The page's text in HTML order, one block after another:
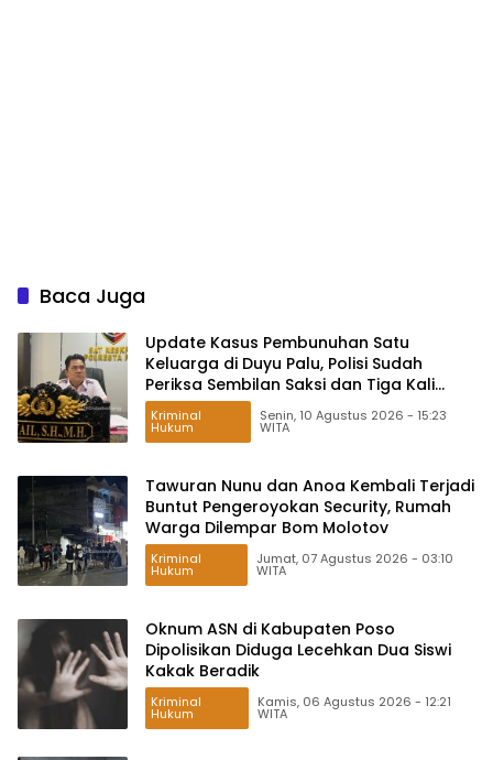
Baca Juga
Update Kasus Pembunuhan Satu
Keluarga di Duyu Palu, Polisi Sudah
Periksa Sembilan Saksi dan Tiga Kali
Olah TKP
Kriminal
Hukum
Senin, 10 Agustus 2026 - 15:23
WITA
Tawuran Nunu dan Anoa Kembali Terjadi
Buntut Pengeroyokan Security, Rumah
Warga Dilempar Bom Molotov
Kriminal
Hukum
Jumat, 07 Agustus 2026 - 03:10
WITA
Oknum ASN di Kabupaten Poso
Dipolisikan Diduga Lecehkan Dua Siswi
Kakak Beradik
Kriminal
Hukum
Kamis, 06 Agustus 2026 - 12:21
WITA